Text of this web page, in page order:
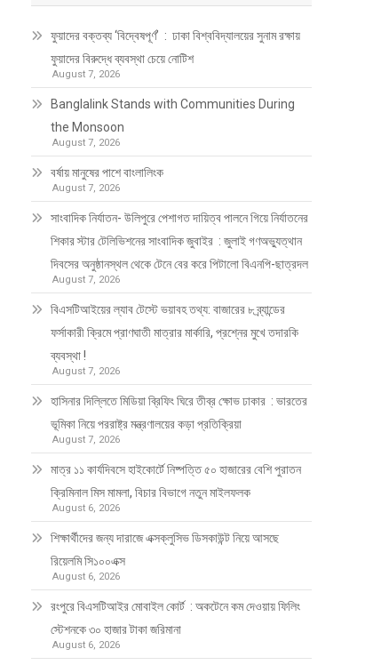
ফুয়াদের বক্তব্য ‘বিদ্বেষপূর্ণ’ : ঢাকা বিশ্ববিদ্যালয়ের সুনাম রক্ষায়
ফুয়াদের বিরুদ্ধে ব্যবস্থা চেয়ে নোটিশ
August 7, 2026
Banglalink Stands with Communities During
the Monsoon
August 7, 2026
বর্ষায় মানুষের পাশে বাংলালিংক
August 7, 2026
সাংবাদিক নির্যাতন- উলিপুরে পেশাগত দায়িত্ব পালনে গিয়ে নির্যাতনের
শিকার স্টার টেলিভিশনের সাংবাদিক জুবাইর : জুলাই গণঅভ্যুত্থান
দিবসের অনুষ্ঠানস্থল থেকে টেনে বের করে পিটালো বিএনপি-ছাত্রদল
August 7, 2026
বিএসটিআইয়ের ল্যাব টেস্টে ভয়াবহ তথ্য: বাজারের ৮ ব্র্যান্ডের
ফর্সাকারী ক্রিমে প্রাণঘাতী মাত্রার মার্কারি, প্রশ্নের মুখে তদারকি
ব্যবস্থা !
August 7, 2026
হাসিনার দিল্লিতে মিডিয়া ব্রিফিং ঘিরে তীব্র ক্ষোভ ঢাকার : ভারতের
ভূমিকা নিয়ে পররাষ্ট্র মন্ত্রণালয়ের কড়া প্রতিক্রিয়া
August 7, 2026
মাত্র ১১ কার্যদিবসে হাইকোর্টে নিষ্পত্তি ৫০ হাজারের বেশি পুরাতন
ক্রিমিনাল মিস মামলা, বিচার বিভাগে নতুন মাইলফলক
August 6, 2026
শিক্ষার্থীদের জন্য দারাজে এক্সক্লুসিভ ডিসকাউন্ট নিয়ে আসছে
রিয়েলমি সি১০০এক্স
August 6, 2026
রংপুরে বিএসটিআইর মোবাইল কোর্ট : অকটেনে কম দেওয়ায় ফিলিং
স্টেশনকে ৩০ হাজার টাকা জরিমানা
August 6, 2026